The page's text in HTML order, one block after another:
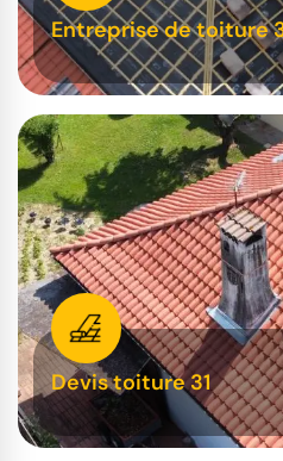
Entreprise de toiture
Devis toiture 31